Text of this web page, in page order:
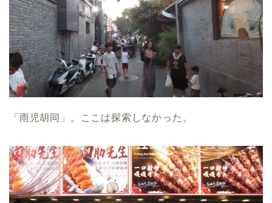
「雨児胡同」。ここは探索しなかった。